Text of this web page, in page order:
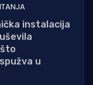
instalacija
u